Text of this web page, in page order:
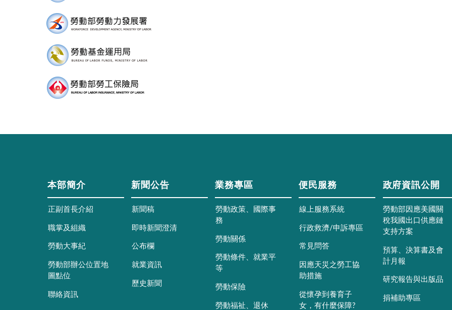
本部簡介
正副首長介紹
職掌及組織
勞動大事紀
勞動部辦公位置地
圖點位
聯絡資訊
新聞公告
新聞稿
即時新聞澄清
公布欄
就業資訊
歷史新聞
業務專區
勞動政策、國際事
務
勞動關係
勞動條件、就業平
等
勞動保險
勞動福祉、退休
便民服務
線上服務系統
行政救濟/申訴專區
常見問答
因應天災之勞工協
助措施
從懷孕到養育子
女，有什麼保障?
政府資訊公開
勞動部因應美國關
稅我國出口供應鏈
支持方案
預算、決算書及會
計月報
研究報告與出版品
捐補助專區